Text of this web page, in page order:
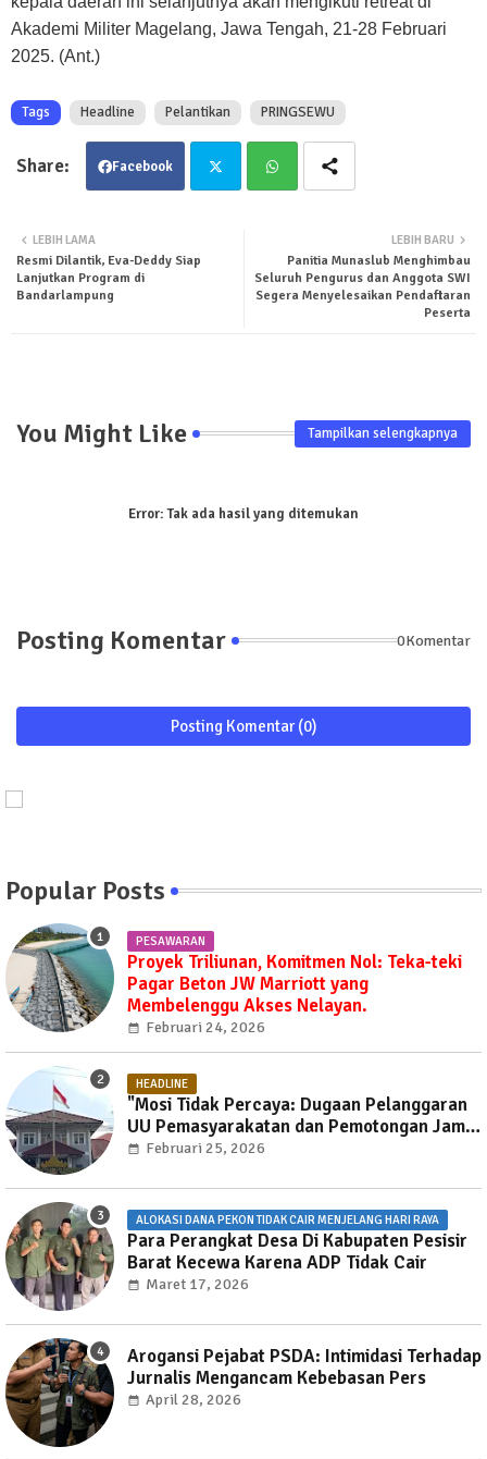
Akademi Militer Magelang, Jawa Tengah, 21-28 Februari
2025. (Ant.)
Tags Headline Pelantikan PRINGSEWU
Facebook
LEBIH BARU
Panitia Munaslub Menghimbau
Seluruh Pengurus dan Anggota SWI
Segera Menyelesaikan Pendaftaran
Peserta
LEBIH LAMA
Resmi Dilantik, Eva-Deddy Siap
Lanjutkan Program di
Bandarlampung
You Might Like Tampilkan selengkapnya
Error:Tak ada hasil yang ditemukan
Posting Komentar 0Komentar
Posting Komentar (0)
Popular Posts
PESAWARAN
Proyek Triliunan, Komitmen Nol: Teka-teki
Pagar Beton JW Marriott yang
Membelenggu Akses Nelayan.
Februari 24, 2026
HEADLINE
"Mosi Tidak Percaya: Dugaan Pelanggaran
UU Pemasyarakatan dan Pemotongan Jam
Layanan Publik di Rutan Way Huwi."
Februari 25, 2026
ALOKASI DANA PEKON TIDAK CAIR MENJELANG HARI RAYA
Para Perangkat Desa Di Kabupaten Pesisir
Barat Kecewa Karena ADP Tidak Cair
Maret 17, 2026
Arogansi Pejabat PSDA: Intimidasi Terhadap
Jurnalis Mengancam Kebebasan Pers
April 28, 2026